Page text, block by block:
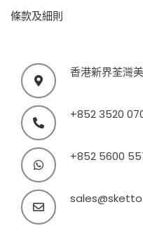
條款及細則
香港新界荃灣
+852 3520
+852 5600